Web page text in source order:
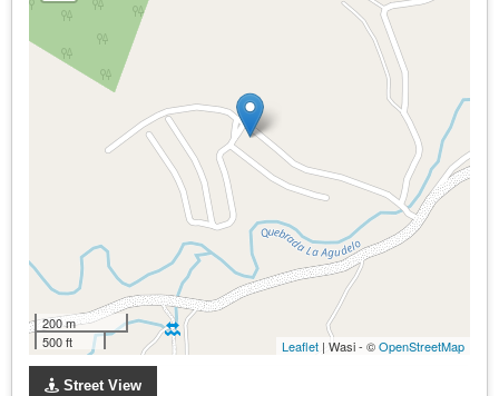
200 m
500 ft
Leaflet | Wasi - ©OpenStreetMap
Street View